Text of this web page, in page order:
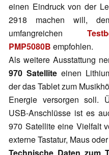
einen Eindruck von der
2918 machen will,
umfangreichen
PMP5080B empfohlen.
Als weitere Ausstattung
970 Satellite einen
der das Tablet zum
Energie versorgen soll.
USB-Anschlüsse ist es
970 Satellite eine Vielfalt
externe Tastatur, Maus